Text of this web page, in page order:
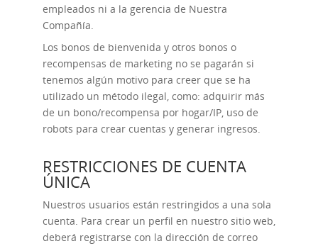
empleados ni a la gerencia de Nuestra
Compañía.
Los bonos de bienvenida y otros bonos o
recompensas de marketing no se pagarán si
tenemos algún motivo para creer que se ha
utilizado un método ilegal, como: adquirir más
de un bono/recompensa por hogar/IP, uso de
robots para crear cuentas y generar ingresos.
RESTRICCIONES DE CUENTA
ÚNICA
Nuestros usuarios están restringidos a una sola
cuenta. Para crear un perfil en nuestro sitio web,
deberá registrarse con la dirección de correo